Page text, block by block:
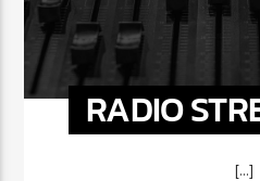
RADIO
[...]